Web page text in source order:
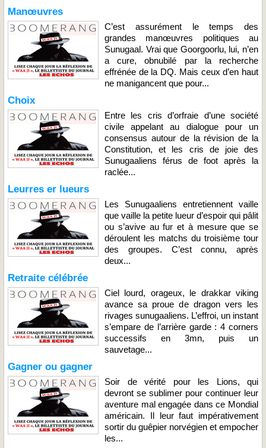
Manœuvres
C’est assurément le temps des
grandes manœuvres politiques au
Sunugaal. Vrai que Goorgoorlu, lui, n’en
a cure, obnubilé par la recherche
effrénée de la DQ. Mais ceux d’en haut
ne manigancent que pour...
Choix
Entre les cris d’orfraie d’une société
civile appelant au dialogue pour un
consensus autour de la révision de la
Constitution, et les cris de joie des
Sunugaaliens férus de foot après la
raclée...
Leurres er lueurs
Les Sunugaaliens entretiennent vaille
que vaille la petite lueur d’espoir qui pâlit
ou s’avive au fur et à mesure que se
déroulent les matchs du troisième tour
des groupes. C’est connu, après
deux...
Retraite célébrée
Ciel lourd, orageux, le drakkar viking
avance sa proue de dragon vers les
rivages sunugaaliens. L’effroi, un instant
s’empare de l’arrière garde : 4 corners
successifs en 3mn, puis un
sauvetage...
Gagner ou gagner
Soir de vérité pour les Lions, qui
devront se sublimer pour continuer leur
aventure mal engagée dans ce Mondial
américain. Il leur faut impérativement
sortir du guêpier norvégien et empocher
les...